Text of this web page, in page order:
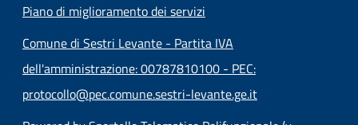
Piano di miglioramento dei servizi
Comune di Sestri Levante - Partita IVA
dell'amministrazione: 00787810100 - PEC:
protocollo@pec.comune.sestri-levante.ge.it